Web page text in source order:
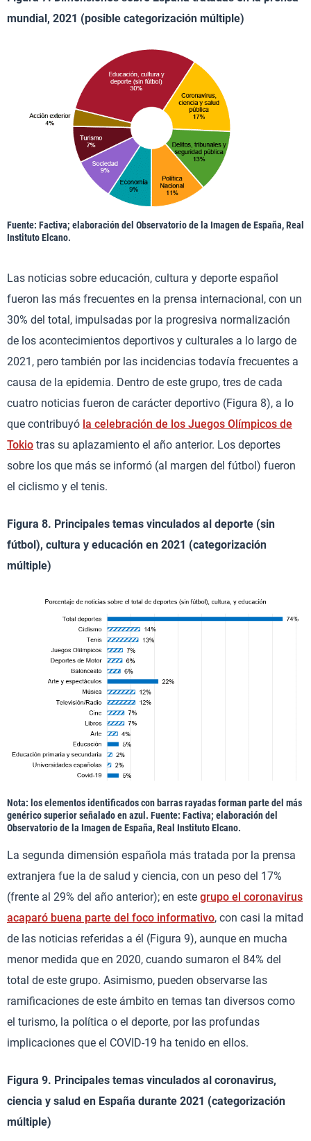
mundial, 2021 (posible categorización múltiple)
Fuente: Factiva; elaboración del Observatorio de la Imagen de España, Real
Instituto Elcano.
Las noticias sobre educación, cultura y deporte español
fueron las más frecuentes en la prensa internacional, con un
30% del total, impulsadas por la progresiva normalización
de los acontecimientos deportivos y culturales a lo largo de
2021, pero también por las incidencias todavía frecuentes a
causa de la epidemia. Dentro de este grupo, tres de cada
cuatro noticias fueron de carácter deportivo (Figura 8), a lo
que contribuyó la celebración de los Juegos Olímpicos de
Tokio tras su aplazamiento el año anterior. Los deportes
sobre los que más se informó (al margen del fútbol) fueron
el ciclismo y el tenis.
Figura 8. Principales temas vinculados al deporte (sin
fútbol), cultura y educación en 2021 (categorización
múltiple)
Nota: los elementos identificados con barras rayadas forman parte del más
genérico superior señalado en azul. Fuente: Factiva; elaboración del
Observatorio de la Imagen de España, Real Instituto Elcano.
La segunda dimensión española más tratada por la prensa
extranjera fue la de salud y ciencia, con un peso del 17%
(frente al 29% del año anterior); en este grupo el coronavirus
acaparó buena parte del foco informativo, con casi la mitad
de las noticias referidas a él (Figura 9), aunque en mucha
menor medida que en 2020, cuando sumaron el 84% del
total de este grupo. Asimismo, pueden observarse las
ramificaciones de este ámbito en temas tan diversos como
el turismo, la política o el deporte, por las profundas
implicaciones que el COVID-19 ha tenido en ellos.
Figura 9. Principales temas vinculados al coronavirus,
ciencia y salud en España durante 2021 (categorización
múltiple)